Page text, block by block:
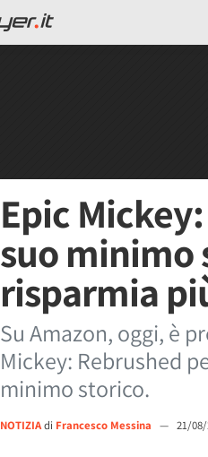
Epic
suo minimo
risparmia
Su Amazon, oggi, è
Mickey: Rebrushed
minimo storico.
NOTIZIAdi Francesco Messina — 21/